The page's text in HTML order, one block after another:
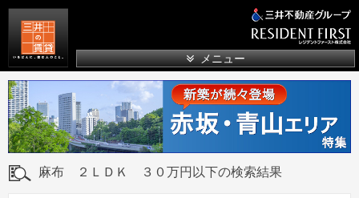
メニュー
麻布 ２ＬＤＫ ３０万円以下の検索結果